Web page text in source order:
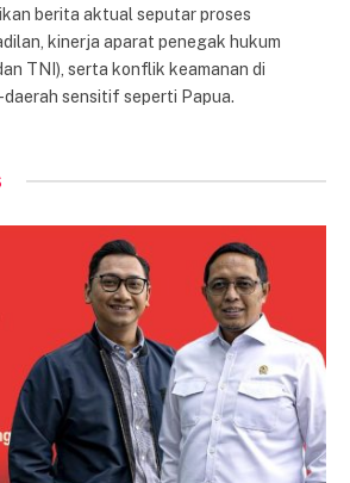
berita aktual seputar proses
kinerja aparat penegak hukum
TNI), serta konflik keamanan di
sensitif seperti Papua.